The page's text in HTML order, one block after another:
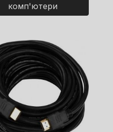
комп'ютери